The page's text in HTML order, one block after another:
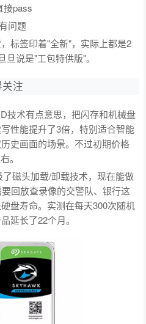
接pass
问题
标签印着"全新"，实际上都是2
说是"工包特供版"。
关注
技术有点意思，把闪存和机械盘
性能提升了3倍，特别适合智能
史画面的场景。不过初期价格
。
磁头加载/卸载技术，现在能做
回放查录像的交警队、银行这
盘寿命。实测在每天300次随机
延长了22个月。